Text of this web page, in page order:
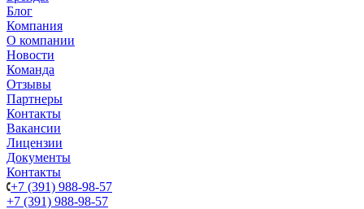
Блог
Компания
О компании
Новости
Команда
Отзывы
Партнеры
Контакты
Вакансии
Лицензии
Документы
Контакты
+7 (391) 988-98-57
+7 (391) 988-98-57